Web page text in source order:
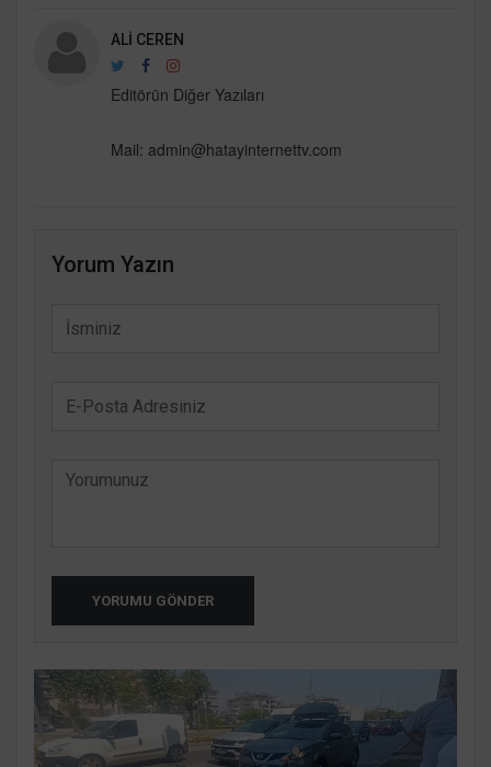
ALI CEREN
Editörün Diğer Yazıları
Mail: admin@hatayinternettv.com
Yorum Yazın
YORUMU GÖNDER